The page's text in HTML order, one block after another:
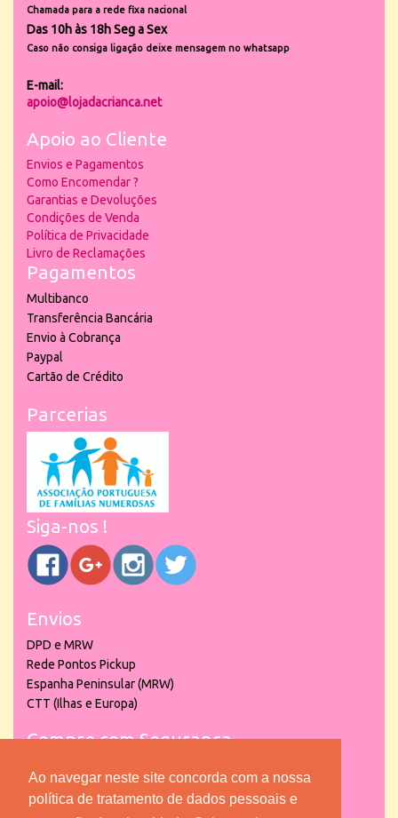
Ao navegar neste site concorda com a nossa
política de tratamento de dados pessoais e
Chamada para a rede fixa nacional
Das 10h às 18h Seg a Sex
Caso não consiga ligação deixe mensagem no whatsapp
E-mail:
apoio@lojadacrianca.net
Apoio ao Cliente
Envios e Pagamentos
Como Encomendar ?
Garantias e Devoluções
Condições de Venda
Política de Privacidade
Livro de Reclamações
Pagamentos
Multibanco
Transferência Bancária
Envio à Cobrança
Paypal
Cartão de Crédito
Parcerias
Siga-nos !
Envios
DPD e MRW
Rede Pontos Pickup
Espanha Peninsular (MRW)
CTT (Ilhas e Europa)
Compre com Segurança